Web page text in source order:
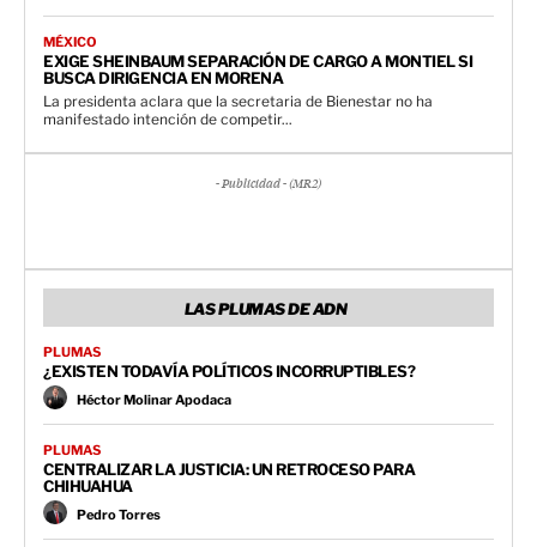
MÉXICO
EXIGE SHEINBAUM SEPARACIÓN DE CARGO A MONTIEL SI
BUSCA DIRIGENCIA EN MORENA
La presidenta aclara que la secretaria de Bienestar no ha
manifestado intención de competir...
- Publicidad - (MR2)
LAS PLUMAS DE ADN
PLUMAS
¿EXISTEN TODAVÍA POLÍTICOS INCORRUPTIBLES?
Héctor Molinar Apodaca
PLUMAS
CENTRALIZAR LA JUSTICIA: UN RETROCESO PARA
CHIHUAHUA
Pedro Torres